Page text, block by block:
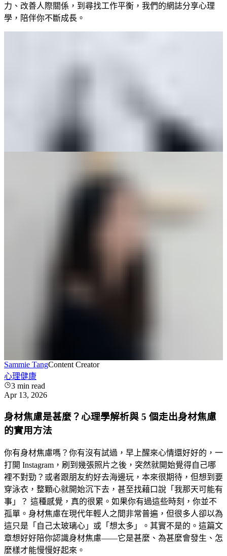
力、改善人際關係，到尋找工作平衡，我們的網誌分享心理
學，陪伴你不斷成長。
Sammie TangContent Creator
心理健康
3 min read
Apr 13, 2026
身材焦慮是甚麼？心理學解析與 5 個走出身材焦慮
的實用方法
你有身材焦慮嗎？你有沒有試過，早上醒來心情還好好的，一
打開 Instagram，刷到幾張照片之後，突然就開始覺得自己哪
裡不對勁？或者跟朋友約好去海邊玩，本來很期待，但想到要
穿泳衣，整顆心就開始沉下去，甚至找藉口說「我那天可能有
事」？ 這種感覺，真的很累。如果你有過這些時刻，你並不
孤單。身材焦慮在現代年輕人之間非常普遍，但很多人卻以為
這只是「自己太玻璃心」或「想太多」。其實不是的。這篇文
章想好好陪你認識身材焦慮——它是甚麼、為甚麼會發生、怎
麼樣才能慢慢好起來。